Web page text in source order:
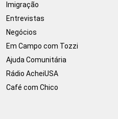
Imigração
Entrevistas
Negócios
Em Campo com Tozzi
Ajuda Comunitária
Rádio AcheiUSA
Café com Chico